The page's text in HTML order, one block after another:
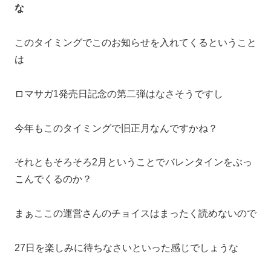
な
このタイミングでこのお知らせを入れてくるということ
は
ロマサガ1発売日記念の第二弾はなさそうですし
今年もこのタイミングで旧正月なんですかね？
それともそろそろ2月ということでバレンタインをぶっ
こんでくるのか？
まぁここの運営さんのチョイスはまったく読めないので
27日を楽しみに待ちなさいといった感じでしょうな